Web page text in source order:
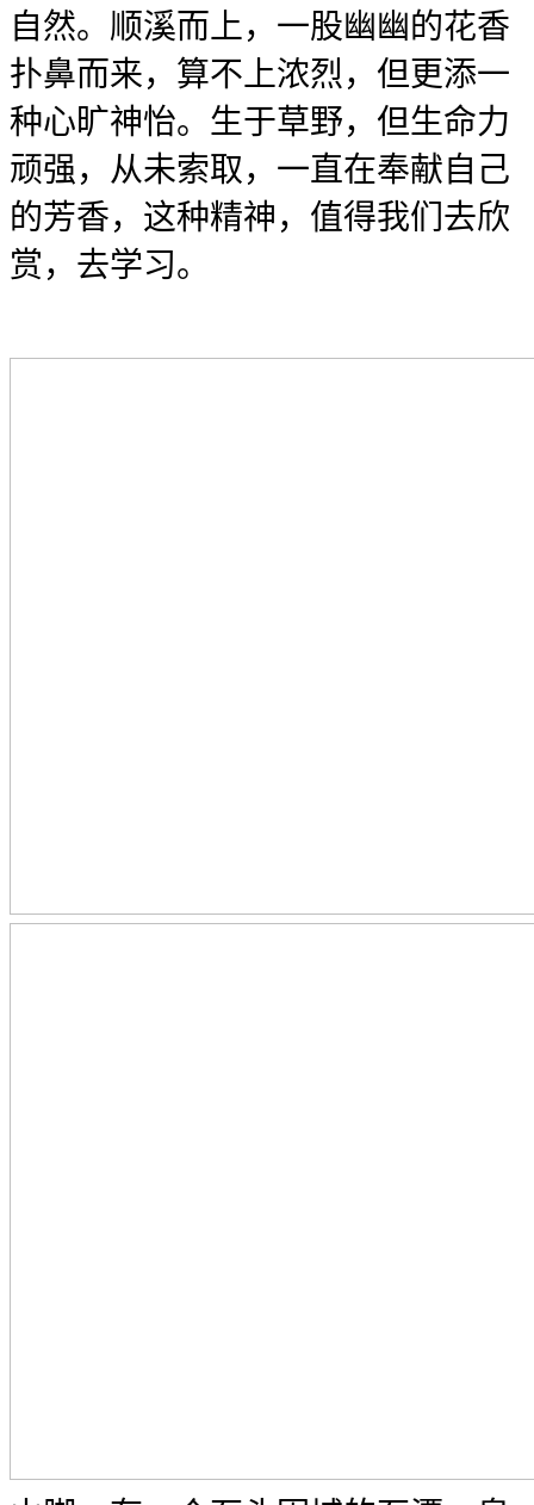
自然。顺溪而上，一股幽幽的花香
扑鼻而来，算不上浓烈，但更添一
种心旷神怡。生于草野，但生命力
顽强，从未索取，一直在奉献自己
的芳香，这种精神，值得我们去欣
赏，去学习。